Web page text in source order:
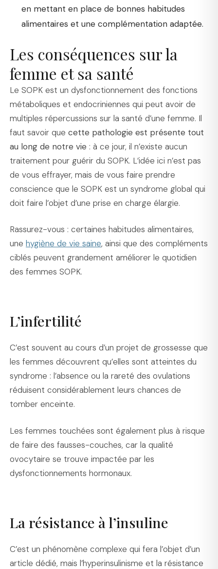
en mettant en place de bonnes habitudes
alimentaires et une complémentation adaptée.
Les conséquences sur la
femme et sa santé
Le SOPK est un dysfonctionnement des fonctions
métaboliques et endocriniennes qui peut avoir de
multiples répercussions sur la santé d’une femme. Il
faut savoir que cette pathologie est présente tout
au long de notre vie : à ce jour, il n’existe aucun
traitement pour guérir du SOPK. L’idée ici n’est pas
de vous effrayer, mais de vous faire prendre
conscience que le SOPK est un syndrome global qui
doit faire l’objet d’une prise en charge élargie.
Rassurez-vous : certaines habitudes alimentaires,
une hygiène de vie saine, ainsi que des compléments
ciblés peuvent grandement améliorer le quotidien
des femmes SOPK.
L’infertilité
C’est souvent au cours d’un projet de grossesse que
les femmes découvrent qu’elles sont atteintes du
syndrome : l’absence ou la rareté des ovulations
réduisent considérablement leurs chances de
tomber enceinte.
Les femmes touchées sont également plus à risque
de faire des fausses-couches, car la qualité
ovocytaire se trouve impactée par les
dysfonctionnements hormonaux.
La résistance à l’insuline
C’est un phénomène complexe qui fera l’objet d’un
article dédié, mais l’hyperinsulinisme et la résistance